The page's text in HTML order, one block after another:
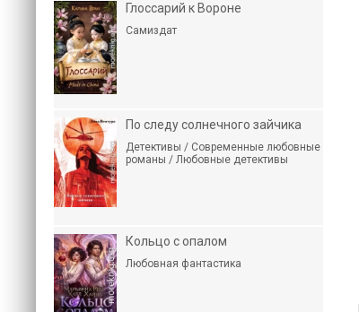
Глоссарий к Вороне
Самиздат
По следу солнечного зайчика
Детективы / Современные любовные
романы / Любовные детективы
Кольцо с опалом
Любовная фантастика